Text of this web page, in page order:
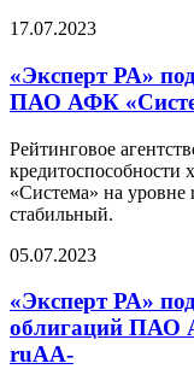
17.07.2023
«Эксперт РА»
ПАО АФК
Рейтинговое
«Система» на
стабильный.
05.07.2023
«Эксперт РА»
облигаций ПАО
ruAA-